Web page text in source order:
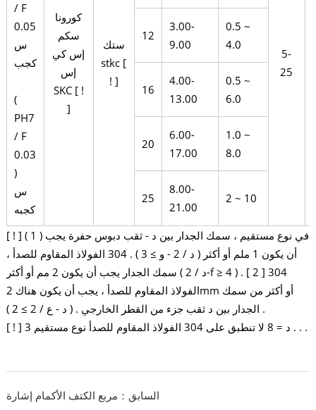
/ F
0.05
س
كجب
(
PH7
/ F
0.03
)
س
كجبه
كورونا
سكم
إس كي
إس
SKC [ !
]
ستك
stkc [
! ]
5-
25
12
3.00-
9.00
0.5 ~
4.0
16
4.00-
13.00
0.5 ~
6.0
20
6.00-
17.00
1.0 ~
8.0
25
8.00-
21.00
2 ~ 10
[ ! ] ( 1 ) في نوع مستقيم ، سمك الجدار بين د - ثقب دبوس حفرة يجب
أن يكون 1 ملم أو أكثر ( د / 2 - و ≥ 3 ) . 304 الفولاذ المقاوم للصدأ ،
سمك الجدار يجب أن يكون 2 مم أو أكثر ( د / 2-f ≥ 4 ) . [ 2 ] 304
الفولاذ المقاوم للصدأ ، يجب أن يكون هناك 2mm أو أكثر من سمك
الجدار بين د ثقب جزء من القطر الخارجي . ( د - ع / 2 ≥ 2 ) .
[ ! ] 3 د = 8 لا تنطبق على 304 الفولاذ المقاوم للصدأ نوع مستقيم . . .
السابق：مربع الكتف الأكمام إشارة